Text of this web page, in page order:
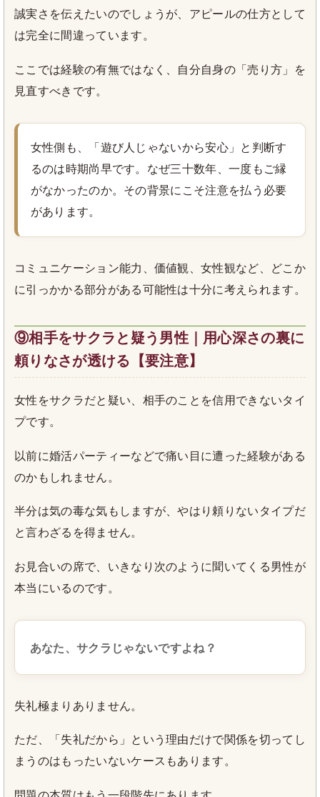
誠実さを伝えたいのでしょうが、アピールの仕方として
は完全に間違っています。
ここでは経験の有無ではなく、自分自身の「売り方」を
見直すべきです。
女性側も、「遊び人じゃないから安心」と判断す
るのは時期尚早です。なぜ三十数年、一度もご縁
がなかったのか。その背景にこそ注意を払う必要
があります。
コミュニケーション能力、価値観、女性観など、どこか
に引っかかる部分がある可能性は十分に考えられます。
⑨相手をサクラと疑う男性｜用心深さの裏に
頼りなさが透ける【要注意】
女性をサクラだと疑い、相手のことを信用できないタイ
プです。
以前に婚活パーティーなどで痛い目に遭った経験がある
のかもしれません。
半分は気の毒な気もしますが、やはり頼りないタイプだ
と言わざるを得ません。
お見合いの席で、いきなり次のように聞いてくる男性が
本当にいるのです。
あなた、サクラじゃないですよね？
失礼極まりありません。
ただ、「失礼だから」という理由だけで関係を切ってし
まうのはもったいないケースもあります。